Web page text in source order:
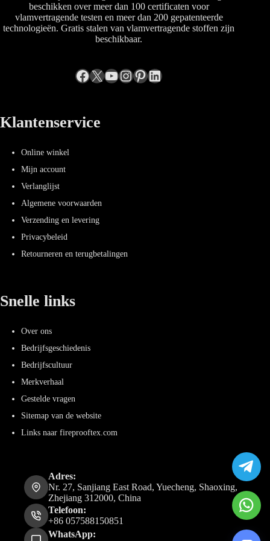
beschikken over meer dan 100 certificaten voor
vlamvertragende testen en meer dan 200 gepatenteerde
technologieën. Gratis stalen van vlamvertragende stoffen zijn
beschikbaar.
Facebook
X YouTube
Instagram
Pinterest
LinkedIn
Klantenservice
Online winkel
Mijn account
Verlanglijst
Algemene voorwaarden
Verzending en levering
Privacybeleid
Retourneren en terugbetalingen
Snelle links
Over ons
Bedrijfsgeschiedenis
Bedrijfscultuur
Merkverhaal
Gestelde vragen
Sitemap van de website
Links naar fireprooftex.com
Adres:
Nr. 27, Sanjiang East Road, Yuecheng, Shaoxing,
Zhejiang 312000, China
Telefoon:
+86 057588150851
WhatsApp: